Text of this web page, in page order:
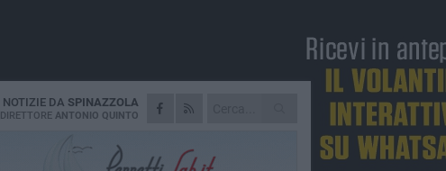
NOTIZIE DA SPINAZZOLA
DIRETTORE ANTONIO QUINTO